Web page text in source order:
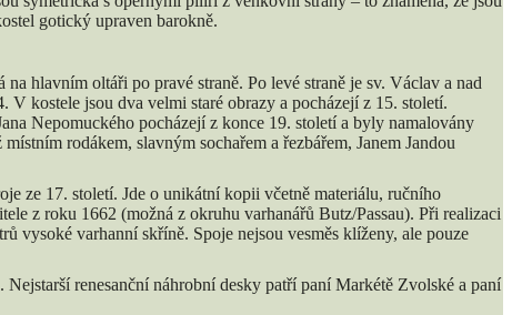
gotický upraven barokně.
hlavním oltáři po pravé straně. Po levé straně je sv. Václav a nad
kostele jsou dva velmi staré obrazy a pocházejí z 15. století.
Nepomuckého pocházejí z konce 19. století a byly namalovány
rodákem, slavným sochařem a řezbářem, Janem Jandou
ze 17. století. Jde o unikátní kopii včetně materiálu, ručního
z roku 1662 (možná z okruhu varhanářů Butz/Passau). Při realizaci
vysoké varhanní skříně. Spoje nejsou vesměs klíženy, ale pouze
renesanční náhrobní desky patří paní Markétě Zvolské a paní